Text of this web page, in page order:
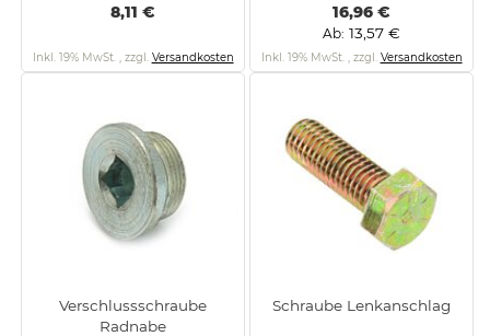
8,11 €
Inkl. 19% MwSt. , zzgl. Versandkosten
16,96 €
Ab 13,57 €
Inkl. 19% MwSt. , zzgl. Versandkosten
Verschlussschraube
Radnabe
Schraube Lenkanschlag